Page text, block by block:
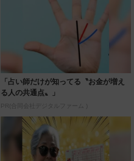
「占い師だけが知ってる〝お金が増え
る人の共通点〟」
PR(合同会社デジタルファーム )